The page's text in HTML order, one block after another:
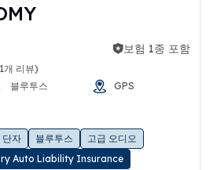
보험 1종 포함
개 리뷰)
블루투스 GPS
단자 블루투스
고급 오디오
Auto Liability Insurance